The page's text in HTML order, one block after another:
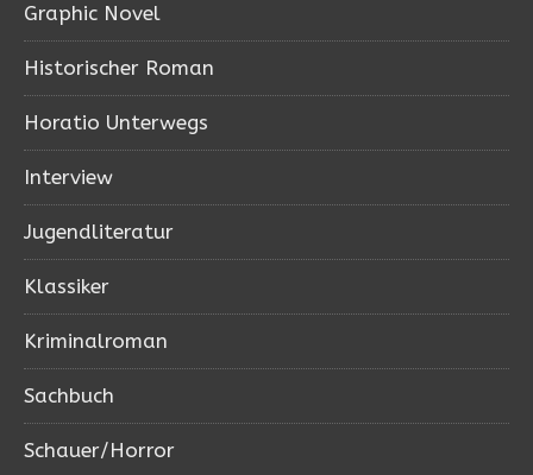
Graphic Novel
Historischer Roman
Horatio Unterwegs
Interview
Jugendliteratur
Klassiker
Kriminalroman
Sachbuch
Schauer/Horror